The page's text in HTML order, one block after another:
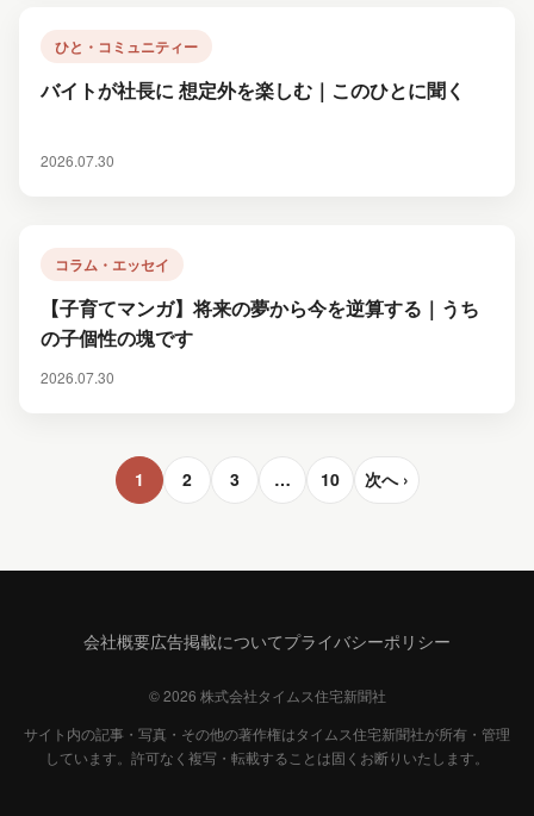
ひと・コミュニティー
バイトが社長に 想定外を楽しむ｜このひとに聞く
2026.07.30
コラム・エッセイ
【子育てマンガ】将来の夢から今を逆算する｜うち
の子個性の塊です
2026.07.30
1 2 3 … 10 次へ ›
会社概要広告掲載についてプライバシーポリシー
© 2026 株式会社タイムス住宅新聞社
サイト内の記事・写真・その他の著作権はタイムス住宅新聞社が所有・管理
しています。許可なく複写・転載することは固くお断りいたします。